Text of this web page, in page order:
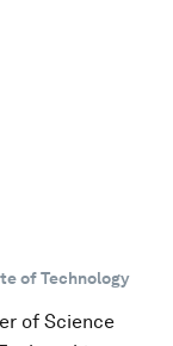
of Technology
of Science